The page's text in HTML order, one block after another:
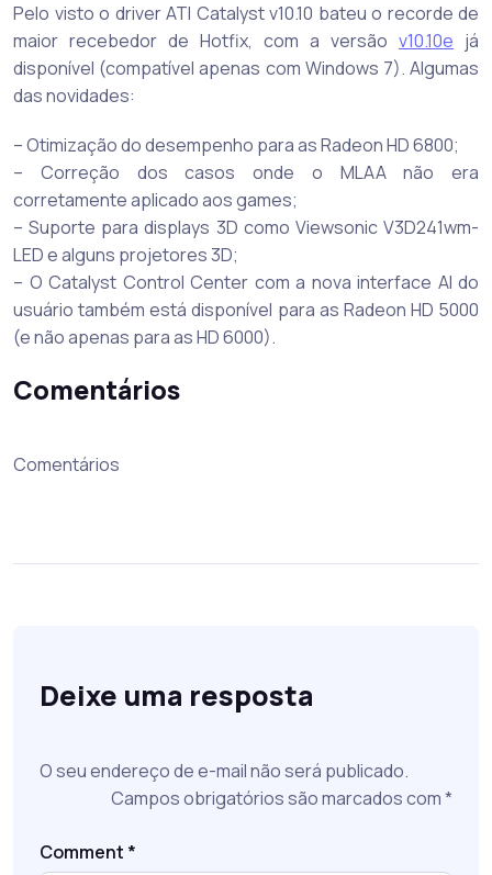
Pelo visto o driver ATI Catalyst v10.10 bateu o recorde de
maior recebedor de Hotfix, com a versão v10.10e já
disponível (compatível apenas com Windows 7). Algumas
das novidades:
– Otimização do desempenho para as Radeon HD 6800;
– Correção dos casos onde o MLAA não era
corretamente aplicado aos games;
– Suporte para displays 3D como Viewsonic V3D241wm-
LED e alguns projetores 3D;
– O Catalyst Control Center com a nova interface AI do
usuário também está disponível para as Radeon HD 5000
(e não apenas para as HD 6000).
Comentários
Comentários
Deixe uma resposta
O seu endereço de e-mail não será publicado.
Campos obrigatórios são marcados com*
Comment *